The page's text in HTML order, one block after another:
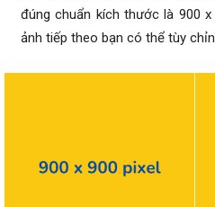
đúng chuẩn kích thước là 900 x
ảnh tiếp theo bạn có thể tùy